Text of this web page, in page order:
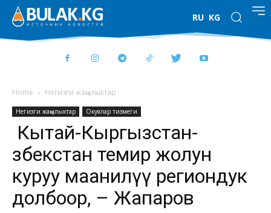
RU KG
Home Негизги жаңылыктар
Негизги жаңылыктар Окуялар тизмеги
Кытай-Кыргызстан-
Өзбекстан темир жолун
куруу маанилүү региондук
долбоор, – Жапаров